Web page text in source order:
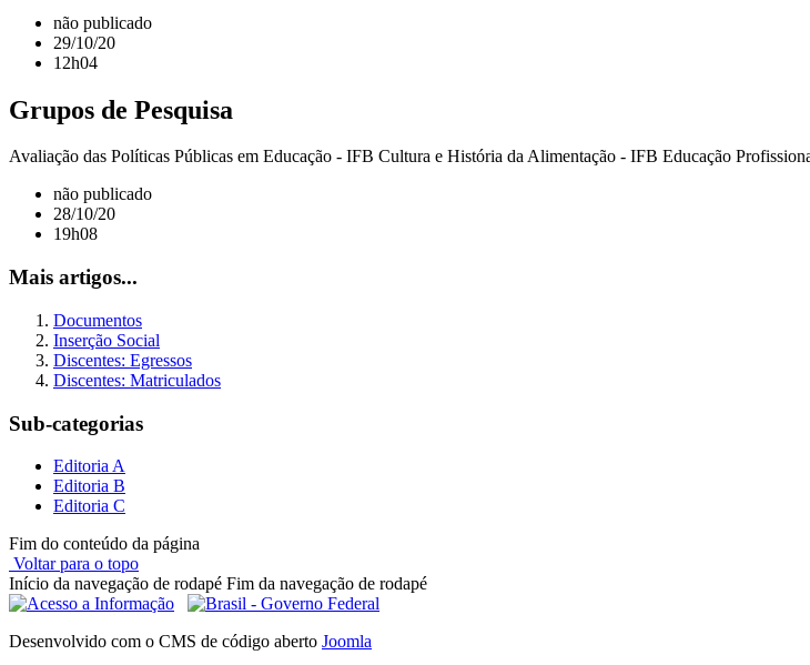
não publicado
29/10/20
12h04
Grupos de Pesquisa
Avaliação das Políticas Públicas em Educação - IFB Cultura e História da Alimentação - IFB Educação
não publicado
28/10/20
19h08
Mais artigos...
Documentos
Inserção Social
Discentes: Egressos
Discentes: Matriculados
Sub-categorias
Editoria A
Editoria B
Editoria C
Fim do conteúdo da página
Voltar para o topo
Início da navegação de rodapé Fim da navegação de rodapé
Desenvolvido com o CMS de código aberto Joomla